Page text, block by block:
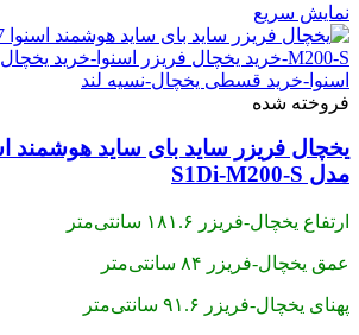
نمایش سریع
فروخته شده
مدل S1Di-M200-S
ارتفاع یخچال-فریزر ۱۸۱.۶ سانتی‌متر
عمق یخچال-فریزر ۸۴ سانتی‌متر
پهنای یخچال-فریزر ۹۱.۶ سانتی‌متر